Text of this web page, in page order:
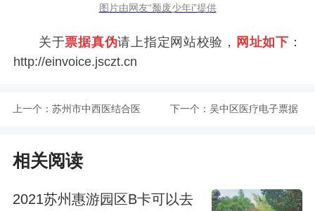
图片由网友“颓废少年i”提供
关于票据真伪请上指定网站校验， 网址如下 ：
http://einvoice.jsczt.cn
上一个： 苏州市中西医结合医 下一个： 吴中区医疗电子票据
相关阅读
2021苏州惠游园区B卡可以去